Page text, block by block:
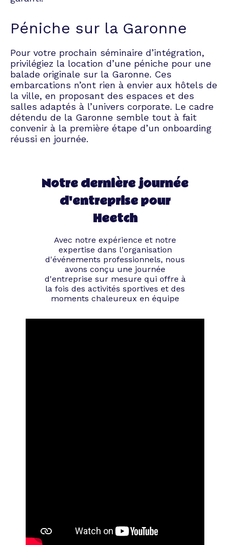
Péniche sur la Garonne
Pour votre prochain séminaire d’intégration,
privilégiez la location d’une péniche pour une
balade originale sur la Garonne. Ces
embarcations n’ont rien à envier aux hôtels de
la ville, en proposant des espaces et des
salles adaptés à l’univers corporate. Le cadre
détendu de la Garonne semble tout à fait
convenir à la première étape d’un onboarding
réussi en journée.
Notre dernière journée
d'entreprise pour
Heetch
Avec notre expérience et notre
expertise dans l'organisation
d'événements professionnels, nous
avons conçu une journée
d'entreprise sur mesure qui offre à
la fois des activités sportives et des
moments chaleureux en équipe